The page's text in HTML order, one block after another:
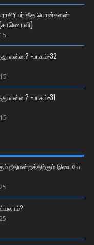
கீத பொன்கலன்
என்ன? -பாகம்-32
என்ன? -பாகம்-31
நீதிமன்றத்திற்கும் இடையே